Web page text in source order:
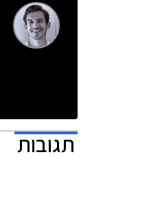
תגובות